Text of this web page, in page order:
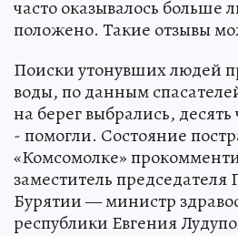
часто оказывалось больше
положено. Такие отзывы
Поиски утонувших людей
воды, по данным
на берег выбрались,
- помогли. Состояние
«Комсомолке»
заместитель председателя
Бурятии — министр
республики Евгения